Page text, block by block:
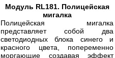
Модуль RL181. Полицейская
мигалка
Полицейская мигалка
представляет собой два
светодиодных блока синего и
красного цвета, попеременно
моргающие создавая эффект